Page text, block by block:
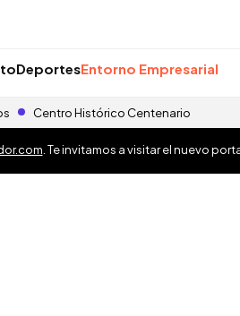
DeportesEntorno Empresarial
Centro Histórico Centenario
. Te invitamos a visitar el nuevo